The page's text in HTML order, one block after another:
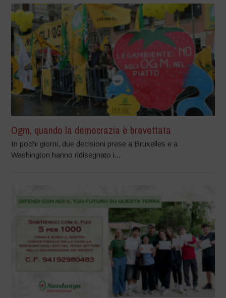
Ogm, quando la democrazia è brevettata
In pochi giorni, due decisioni prese a Bruxelles e a
Washington hanno ridisegnato i...